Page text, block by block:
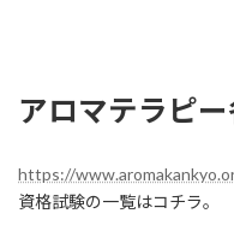
アロマテラピ
https://
資格試験の一覧はコチラ。